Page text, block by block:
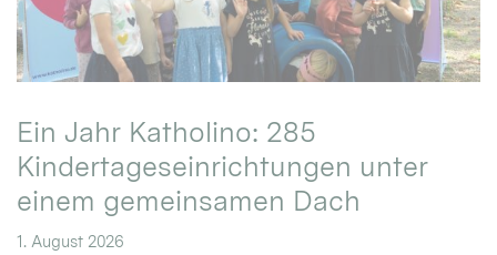
Ein Jahr Katholino: 285
Kindertageseinrichtungen unter
einem gemeinsamen Dach
1. August 2026